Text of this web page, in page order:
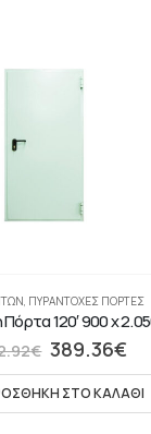
, ΠΥΡΆΝΤΟΧΕΣ ΠΌΡΤΕΣ
120′ 900 x
€ 389.36€
ΣΤΟ ΚΑΛΆΘΙ